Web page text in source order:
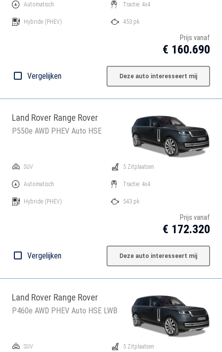
Automatisch
Hybride (PHEV)
Tractie: 4x4
453 pk
Prijs vanaf
€ 160.690
Vergelijken Deze auto interesseert mij
Land Rover Range Rover
P550e AWD PHEV Auto HSE
SUV
Automatisch
Hybride (PHEV)
5 Zitplaatsen
Tractie: 4x4
543 pk
Prijs vanaf
€ 172.320
Vergelijken Deze auto interesseert mij
Land Rover Range Rover
P460e AWD PHEV Auto HSE LWB
SUV 5 Zitplaatsen